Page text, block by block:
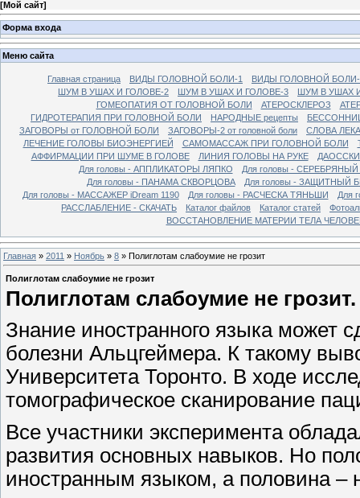
[Мой сайт]
Форма входа
Меню сайта
Главная страница ВИДЫ ГОЛОВНОЙ БОЛИ-1
ВИДЫ ГОЛОВНОЙ
ШУМ В УШАХ И ГОЛОВЕ-2
ШУМ В УШАХ И ГОЛОВЕ-3
ШУМ В УШАХ
ГОМЕОПАТИЯ ОТ ГОЛОВНОЙ БОЛИ
АТЕРОСКЛЕРОЗ
ГИДРОТЕРАПИЯ ПРИ ГОЛОВНОЙ БОЛИ
НАРОДНЫЕ рецепты
ЗАГОВОРЫ от ГОЛОВНОЙ БОЛИ
ЗАГОВОРЫ-2 от головной боли
СЛОВА
ЛЕЧЕНИЕ ГОЛОВЫ БИОЭНЕРГИЕЙ
САМОМАССАЖ ПРИ ГОЛОВНОЙ БОЛИ
АФФИРМАЦИИ ПРИ ШУМЕ В ГОЛОВЕ
ЛИНИЯ ГОЛОВЫ НА РУКЕ
Для головы - АППЛИКАТОРЫ ЛЯПКО
Для головы -
Для головы - ПАНАМА СКВОРЦОВА
Для головы - ЗАЩИТНЫЙ
Для головы - МАССАЖЕР iDream 1190
Для головы - РАСЧЕСКА ТЯНЬШИ
Для
РАССЛАБЛЕНИЕ - СКАЧАТЬ
Каталог файлов Каталог статей
ВОССТАНОВЛЕНИЕ МАТЕРИИ ТЕЛА
Главная » 2011 » Ноябрь » 8 » Полиглотам слабоумие не грозит
Полиглотам слабоумие не грозит
Полиглотам слабоумие не грозит.
Знание иностранного языка может
болезни Альцгеймера. К такому
Университета Торонто. В ходе
томографическое сканирование
Все участники эксперимента
развития основных навыков. Но
иностранным языком, а половина –